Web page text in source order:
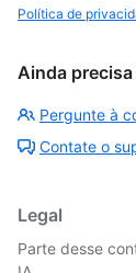
Política de
Ainda precisa
Pergunte à
Contate o
Legal
Parte desse